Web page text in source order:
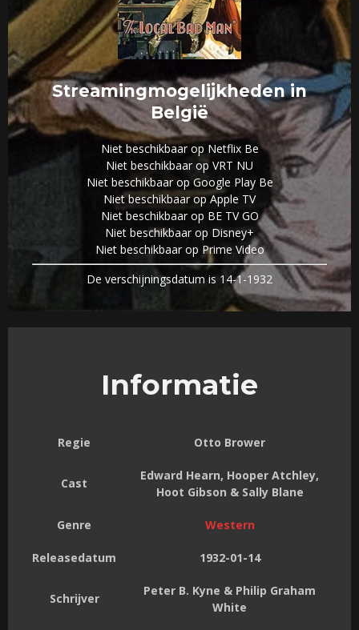
Streamingmogelijkheden in
België
Niet beschikbaar op Netflix Be
Niet beschikbaar op VRT NU
Niet beschikbaar op Google Play Be
Niet beschikbaar op Apple TV
Niet beschikbaar op BE TV GO
Niet beschikbaar op Disney+
Niet beschikbaar op Prime Video
De verschijningsdatum is 14-1-1932
Informatie
Regie Otto Brower
Cast
Edward Hearn, Hooper Atchley,
Hoot Gibson & Sally Blane
Genre Western
Releasedatum 1932-01-14
Schrijver
Peter B. Kyne & Philip Graham
White